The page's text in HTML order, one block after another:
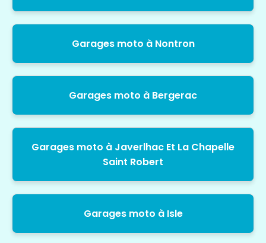
Garages moto à Nontron
Garages moto à Bergerac
Garages moto à Javerlhac Et La Chapelle
Saint Robert
Garages moto à Isle